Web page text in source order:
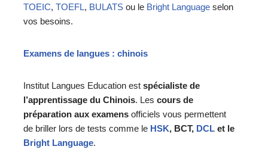
TOEIC, TOEFL, BULATS ou le Bright Language selon
vos besoins.
Examens de langues : chinois
Institut Langues Education est spécialiste de
l’apprentissage du Chinois. Les cours de
préparation aux examens officiels vous permettent
de briller lors de tests comme le HSK, BCT, DCL et le
Bright Language.